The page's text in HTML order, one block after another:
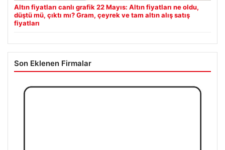
Altın fiyatları canlı grafik 22 Mayıs: Altın fiyatları ne oldu,
düştü mü, çıktı mı? Gram, çeyrek ve tam altın alış satış
fiyatları
Son Eklenen Firmalar